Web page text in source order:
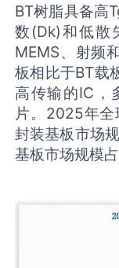
BT树脂具备高
数(Dk)和低散
MEMS、射频
板相比于BT载
高传输的IC，
片。2025年
封装基板市场
基板市场规模